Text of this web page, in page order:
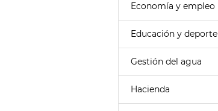
Economía y empleo
Educación y deporte
Gestión del agua
Hacienda